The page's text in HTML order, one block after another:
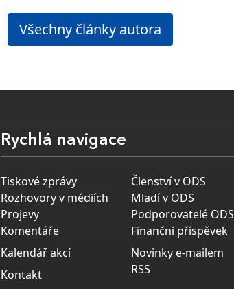
Všechny články autora
Rychlá navigace
Tiskové zprávy
Rozhovory v médiích
Projevy
Komentáře
Kalendář akcí
Kontakt
Členství v ODS
Mladí v ODS
Podporovatelé ODS
Finanční příspěvek
Novinky e-mailem
RSS